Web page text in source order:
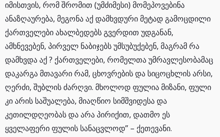
იმისთვის, რომ შრომით (უმძიმესი) მომეპოვებინა
ანაზღაურება, მეგონა აქ დამხვდური მეტად გამოცდილი
ქართველები ახალბედებს გვერდით უდგანან,
ამხნევებენ, პირველ ნაბიჯებს უმსუბუქებენ, მაგრამ რა
დამხვდა აქ ? ქართველები, რომელთა უმრავლესობამაც
დაკარგა მთავარი რამ, ცხოვრების და სიცოცხლის არსი,
ღერძი, შუბლის ძარღვი. მხოლოდ ფულია მიზანი, ფული
კი არის საშუალება, მიაღწიო სიმშვიდესა და
კეთილდღეობას და არა პირიქით, დათმო ეს
ყველაფერი ფულის სანაცვლოდ” – ქეთევანი.